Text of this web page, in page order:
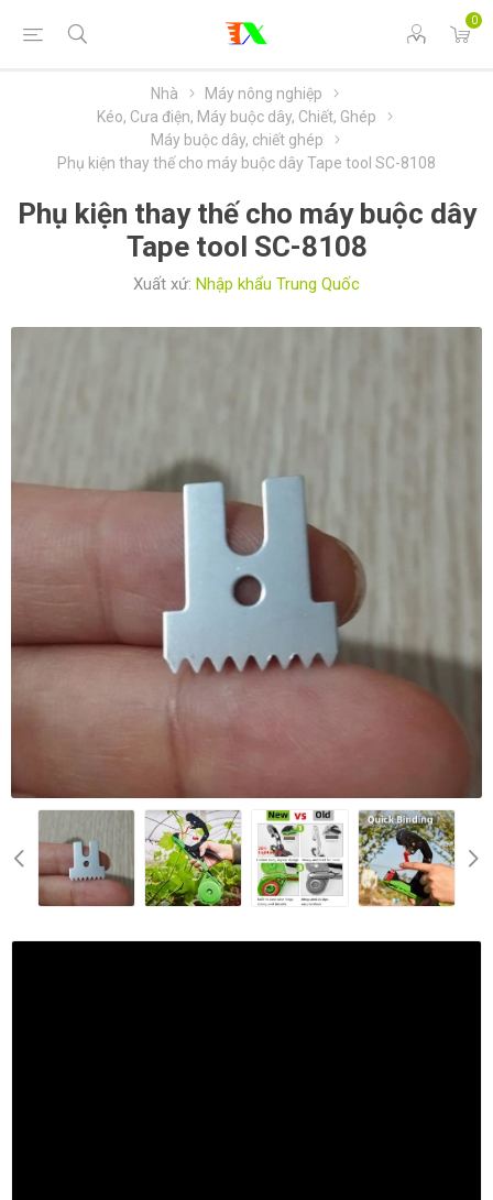
0
Nhà
Máy nông nghiệp
Kéo, Cưa điện, Máy buộc dây, Chiết, Ghép
Máy buộc dây, chiết ghép
Phụ kiện thay thế cho máy buộc dây Tape tool SC-8108
Phụ kiện thay thế cho máy buộc dây
Tape tool SC-8108
Xuất xứ: Nhập khẩu Trung Quốc